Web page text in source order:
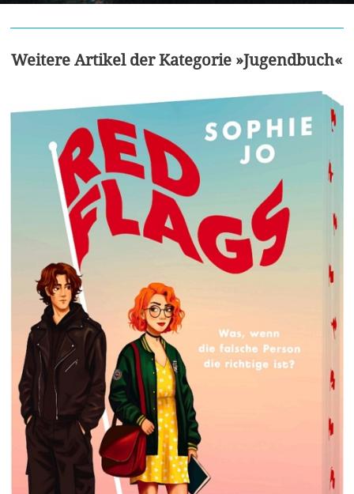
Weitere Artikel der Kategorie »Jugendbuch«